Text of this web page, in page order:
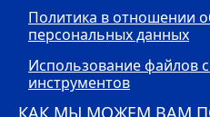
Политика в отношении
персональных данных
Использование файлов
инструментов
КАК МЫ МОЖЕМ ВАМ